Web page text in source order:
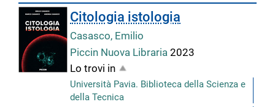
Citologia istologia
Casasco, Emilio
Piccin Nuova Libraria2023
Lo trovi in
Università Pavia. Biblioteca della Scienza e
della Tecnica